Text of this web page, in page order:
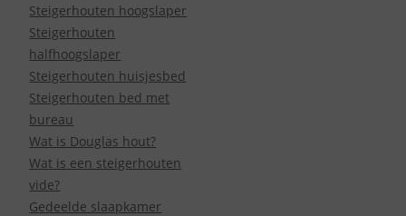
Steigerhouten hoogslaper
Steigerhouten
halfhoogslaper
Steigerhouten huisjesbed
Steigerhouten bed met
bureau
Wat is Douglas hout?
Wat is een steigerhouten
vide?
Gedeelde slaapkamer